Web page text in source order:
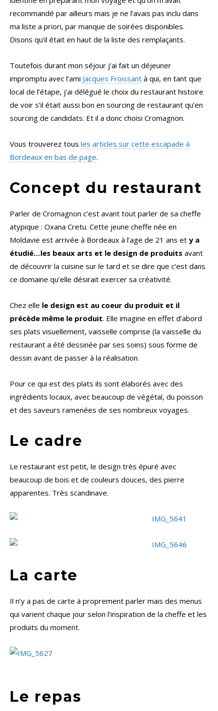
recommandé par ailleurs mais je ne l’avais pas inclu dans
ma liste a priori, par manque de soirées disponibles.
Disons qu’il était en haut de la liste des remplaçants.
Toutefois durant mon séjour j’ai fait un déjeuner
impromptu avec l’ami Jacques Froissant à qui, en tant que
local de l’étape, j’ai délégué le choix du restaurant histoire
de voir s’il était aussi bon en sourcing de restaurant qu’en
sourcing de candidats. Et il a donc choisi Cromagnon.
Vous trouverez tous les articles sur cette escapade à
Bordeaux en bas de page.
Concept du restaurant
Parler de Cromagnon c’est avant tout parler de sa cheffe
atypique : Oxana Cretu. Cette jeune cheffe née en
Moldavie est arrivée à Bordeaux à l’age de 21 ans et y a
étudié…les beaux arts et le design de produits avant
de découvrir la cuisine sur le tard et se dire que c’est dans
ce domaine qu’elle désirait exercer sa créativité.
Chez elle le design est au coeur du produit et il
précède même le produit. Elle imagine en effet d’abord
ses plats visuellement, vaisselle comprise (la vaisselle du
restaurant a été dessinée par ses soins) sous forme de
dessin avant de passer à la réalisation.
Pour ce qui est des plats ils sont élaborés avec des
ingrédients locaux, avec beaucoup de végétal, du poisson
et des saveurs ramenées de ses nombreux voyages.
Le cadre
Le restaurant est petit, le design très épuré avec
beaucoup de bois et de couleurs douces, des pierre
apparentes. Très scandinave.
La carte
Il n’y a pas de carte à proprement parler mais des menus
qui varient chaque jour selon l’inspiration de la cheffe et les
produits du moment.
Le repas